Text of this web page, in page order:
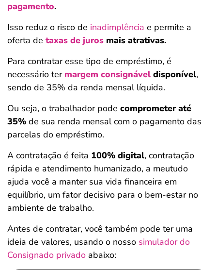
pagamento.
Isso reduz o risco de inadimplência e permite a
oferta de taxas de juros mais atrativas.
Para contratar esse tipo de empréstimo, é
necessário ter margem consignável disponível,
sendo de 35% da renda mensal líquida.
Ou seja, o trabalhador pode comprometer até
35% de sua renda mensal com o pagamento das
parcelas do empréstimo.
A contratação é feita 100% digital, contratação
rápida e atendimento humanizado, a meutudo
ajuda você a manter sua vida financeira em
equilíbrio, um fator decisivo para o bem-estar no
ambiente de trabalho.
Antes de contratar, você também pode ter uma
ideia de valores, usando o nosso simulador do
Consignado privado abaixo: